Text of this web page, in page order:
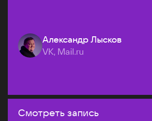
Александр Лысков
VK, Mail.ru
Смотреть запись